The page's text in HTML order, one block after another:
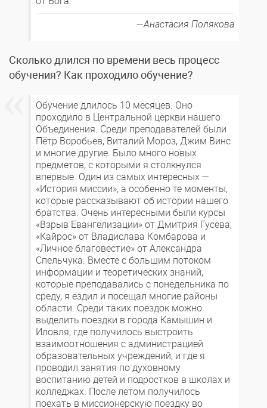
Анастасия Полякова
Сколько длился по времени весь процесс
обучения? Как проходило обучение?
Обучение длилось 10 месяцев. Оно
проходило в Центральной церкви нашего
Объединения. Среди преподавателей были
Пётр Воробьев, Виталий Мороз, Джим Винс
и многие другие. Было много новых
предметов, с которыми я столкнулся
впервые. Один из самых интересных —
«История миссии», а особенно те моменты,
которые рассказывают об истории нашего
братства. Очень интересными были курсы
«Взрыв Евангелизации» от Дмитрия Гусева,
«Кайрос» от Владислава Комбарова и
«Личное благовестие» от Александра
Спельчука. Вместе с большим потоком
информации и теоретических знаний,
которые преподавались с понедельника по
среду, я ездил и посещал многие районы
области. Среди таких поездок можно
выделить поездки в города Камышин и
Иловля, где получилось выстроить
взаимоотношения с администрацией
образовательных учреждений, и где я
проводил занятия по духовному
воспитанию детей и подростков в школах и
колледжах. После летом получилось
поехать в миссионерскую поездку во